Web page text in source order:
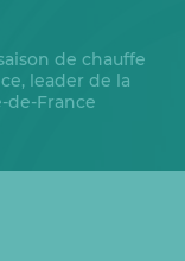
de chauffe
leader de la
de-France